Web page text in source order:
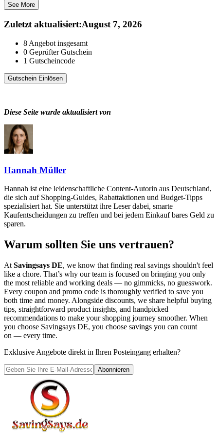
See More
Zuletzt aktualisiert:August 7, 2026
8 Angebot insgesamt
0 Geprüfter Gutschein
1 Gutscheincode
Gutschein Einlösen
Diese Seite wurde aktualisiert von
Hannah Müller
Hannah ist eine leidenschaftliche Content-Autorin aus Deutschland,
die sich auf Shopping-Guides, Rabattaktionen und Budget-Tipps
spezialisiert hat. Sie unterstützt ihre Leser dabei, smarte
Kaufentscheidungen zu treffen und bei jedem Einkauf bares Geld zu
sparen.
Warum sollten Sie uns vertrauen?
At Savingsays DE, we know that finding real savings shouldn't feel
like a chore. That’s why our team is focused on bringing you only
the most reliable and working deals — no gimmicks, no guesswork.
Every coupon and promo code is thoroughly verified to save you
both time and money. Alongside discounts, we share helpful buying
tips, straightforward product insights, and handpicked
recommendations to make your shopping journey smoother. When
you choose Savingsays DE, you choose savings you can count
on — every time.
Exklusive Angebote direkt in Ihren Posteingang erhalten?
Abonnieren